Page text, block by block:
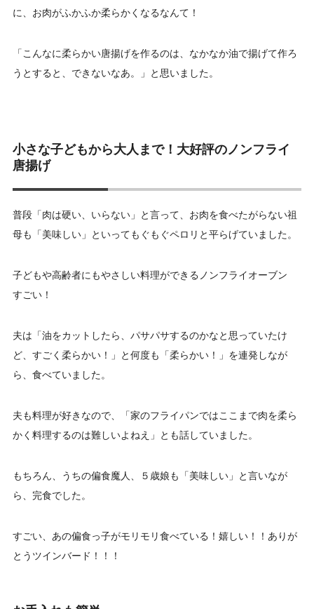
に、お肉がふかふか柔らかくなるなんて！
「こんなに柔らかい唐揚げを作るのは、なかなか油で揚げて作ろ
うとすると、できないなあ。」と思いました。
小さな子どもから大人まで！大好評のノンフライ
唐揚げ
普段「肉は硬い、いらない」と言って、お肉を食べたがらない祖
母も「美味しい」といってもぐもぐペロリと平らげていました。
子どもや高齢者にもやさしい料理ができるノンフライオーブン
すごい！
夫は「油をカットしたら、パサパサするのかなと思っていたけ
ど、すごく柔らかい！」と何度も「柔らかい！」を連発しなが
ら、食べていました。
夫も料理が好きなので、「家のフライパンではここまで肉を柔ら
かく料理するのは難しいよねえ」とも話していました。
もちろん、うちの偏食魔人、５歳娘も「美味しい」と言いなが
ら、完食でした。
すごい、あの偏食っ子がモリモリ食べている！嬉しい！！ありが
とうツインバード！！！